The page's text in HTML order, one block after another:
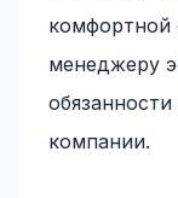
комфортной
менеджеру
компании.